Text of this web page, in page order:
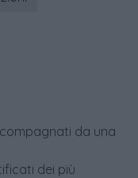
da una
dei più